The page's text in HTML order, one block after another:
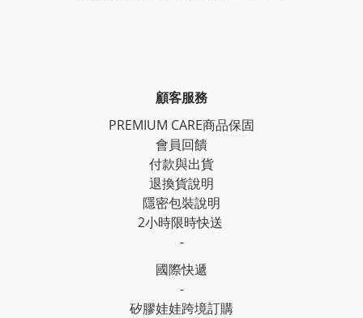
顧客服務
PREMIUM CARE商品保固
會員回饋
付款與出貨
退換貨說明
隱密包裝說明
2小時限時快送
-
國際快遞
-
矽膠娃娃跨境訂購